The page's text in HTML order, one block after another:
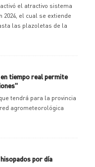
el atractivo sistema
el cual se extiende
las plazoletas de la
tiempo real permite
tendrá para la provincia
agrometeorológica
por día